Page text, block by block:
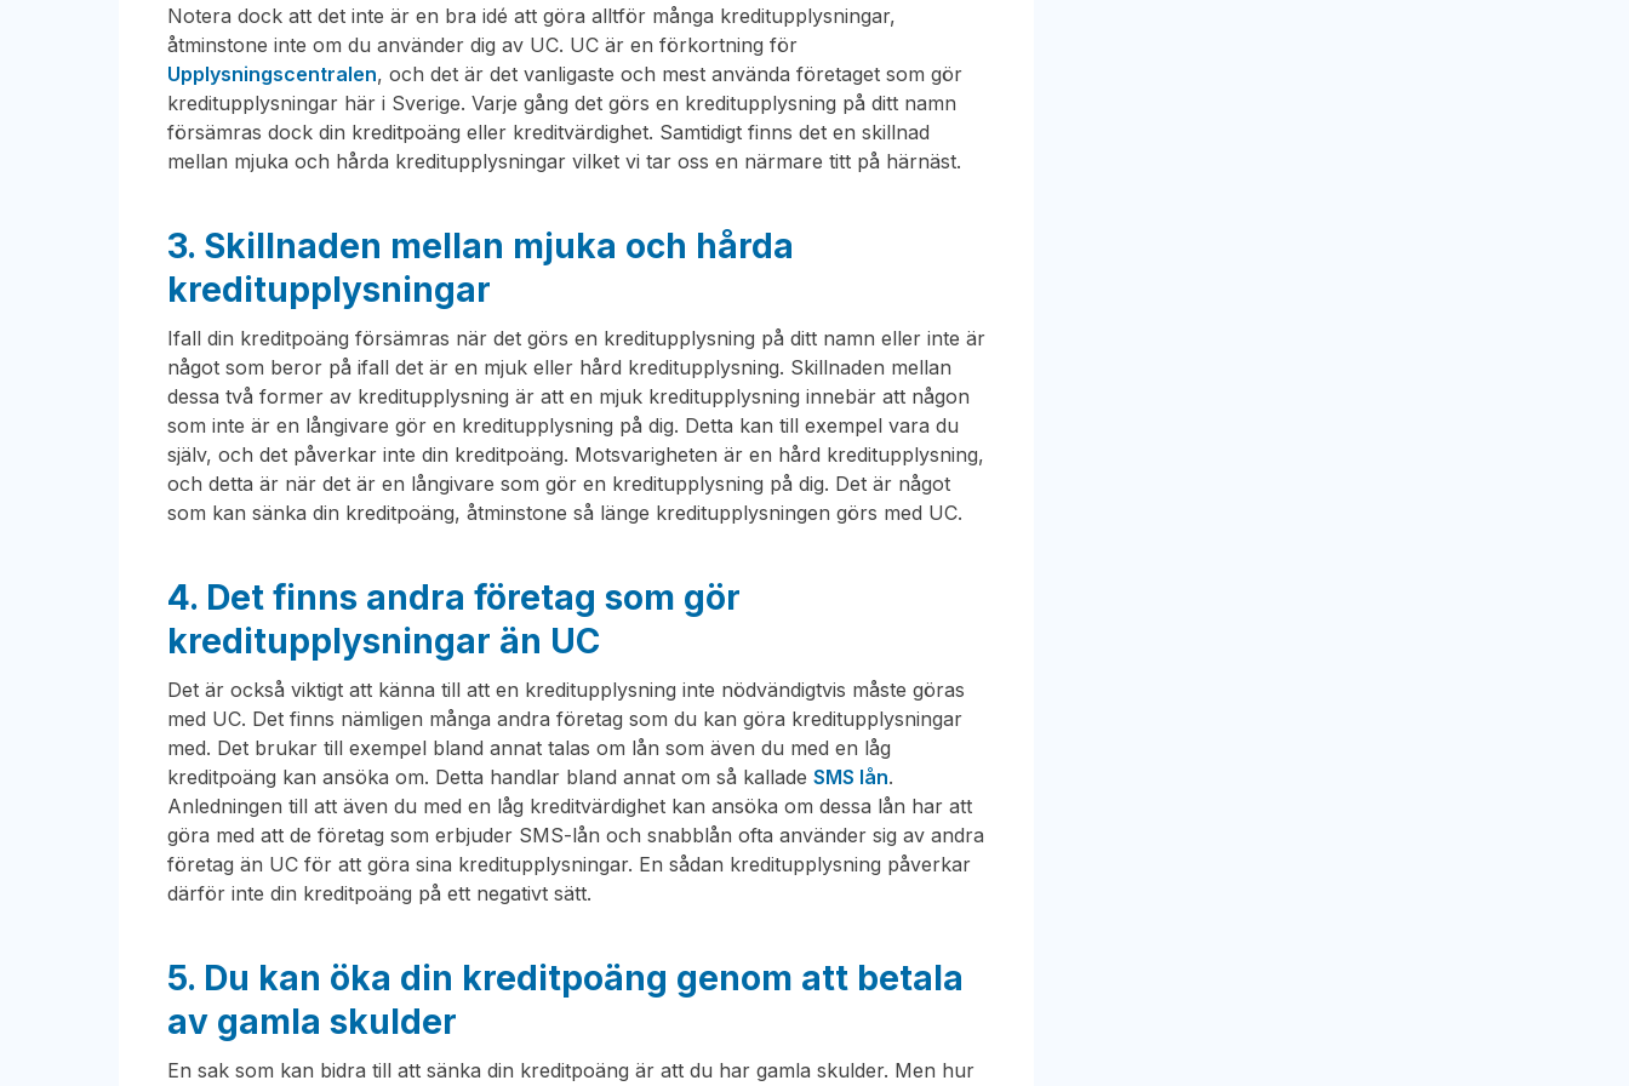
Notera dock att det inte är en bra idé att göra alltför många kreditupplysningar,
åtminstone inte om du använder dig av UC. UC är en förkortning för
Upplysningscentralen, och det är det vanligaste och mest använda företaget som gör
kreditupplysningar här i Sverige. Varje gång det görs en kreditupplysning på ditt namn
försämras dock din kreditpoäng eller kreditvärdighet. Samtidigt finns det en skillnad
mellan mjuka och hårda kreditupplysningar vilket vi tar oss en närmare titt på härnäst.
3. Skillnaden mellan mjuka och hårda
kreditupplysningar
Ifall din kreditpoäng försämras när det görs en kreditupplysning på ditt namn eller inte är
något som beror på ifall det är en mjuk eller hård kreditupplysning. Skillnaden mellan
dessa två former av kreditupplysning är att en mjuk kreditupplysning innebär att någon
som inte är en långivare gör en kreditupplysning på dig. Detta kan till exempel vara du
själv, och det påverkar inte din kreditpoäng. Motsvarigheten är en hård kreditupplysning,
och detta är när det är en långivare som gör en kreditupplysning på dig. Det är något
som kan sänka din kreditpoäng, åtminstone så länge kreditupplysningen görs med UC.
4. Det finns andra företag som gör
kreditupplysningar än UC
Det är också viktigt att känna till att en kreditupplysning inte nödvändigtvis måste göras
med UC. Det finns nämligen många andra företag som du kan göra kreditupplysningar
med. Det brukar till exempel bland annat talas om lån som även du med en låg
kreditpoäng kan ansöka om. Detta handlar bland annat om så kalladeSMS lån.
Anledningen till att även du med en låg kreditvärdighet kan ansöka om dessa lån har att
göra med att de företag som erbjuder SMS-lån och snabblån ofta använder sig av andra
företag än UC för att göra sina kreditupplysningar. En sådan kreditupplysning påverkar
därför inte din kreditpoäng på ett negativt sätt.
5. Du kan öka din kreditpoäng genom att betala
av gamla skulder
En sak som kan bidra till att sänka din kreditpoäng är att du har gamla skulder. Men hur